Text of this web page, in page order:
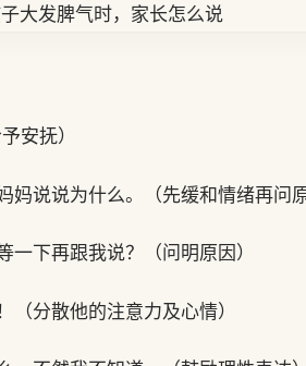
安抚）
说说为什么。（先缓和情绪再问原
下再跟我说？（问明原因）
分散他的注意力及心情）